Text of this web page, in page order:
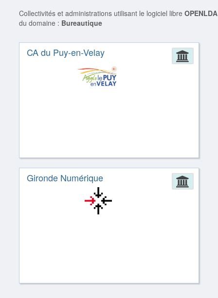
Collectivités et administrations utilisant le logiciel libre
du domaine : Bureautique
CA du Puy-en-Velay
Gironde Numérique